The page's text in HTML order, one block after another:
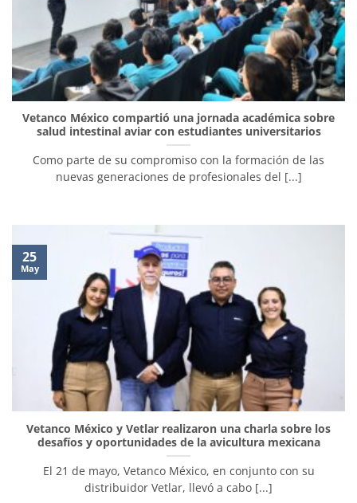
Vetanco México compartió una jornada académica sobre
salud intestinal aviar con estudiantes universitarios
Como parte de su compromiso con la formación de las
nuevas generaciones de profesionales del [...]
Vetanco México y Vetlar realizaron una charla sobre los
desafíos y oportunidades de la avicultura mexicana
El 21 de mayo, Vetanco México, en conjunto con su
distribuidor Vetlar, llevó a cabo [...]
25
May